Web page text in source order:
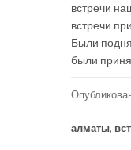
встречи
встречи
Были
были
алматы,